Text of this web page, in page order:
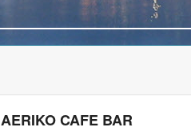
AERIKO CAFE BAR